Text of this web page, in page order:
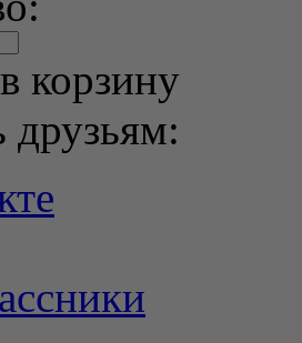
корзину
друзьям: